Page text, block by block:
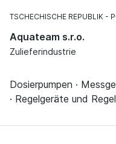
TSCHECHISCHE REPUBLIK
Aquateam s.r.o.
Zulieferindustrie
Dosierpumpen ·
· Regelgeräte und